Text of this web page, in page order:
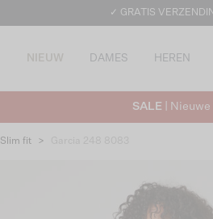
✓ GRATIS
NIEUW DAMES HEREN
SALE |
Slim fit >